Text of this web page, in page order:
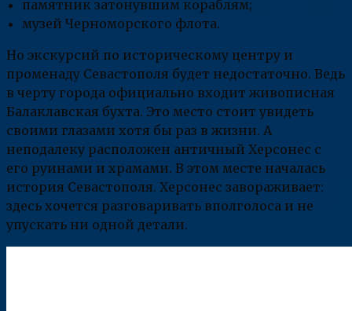
памятник затонувшим кораблям;
музей Черноморского флота.
Но экскурсий по историческому центру и
променаду Севастополя будет недостаточно. Ведь
в черту города официально входит живописная
Балаклавская бухта. Это место стоит увидеть
своими глазами хотя бы раз в жизни. А
неподалеку расположен античный Херсонес с
его руинами и храмами. В этом месте началась
история Севастополя. Херсонес завораживает:
здесь хочется разговаривать вполголоса и не
упускать ни одной детали.